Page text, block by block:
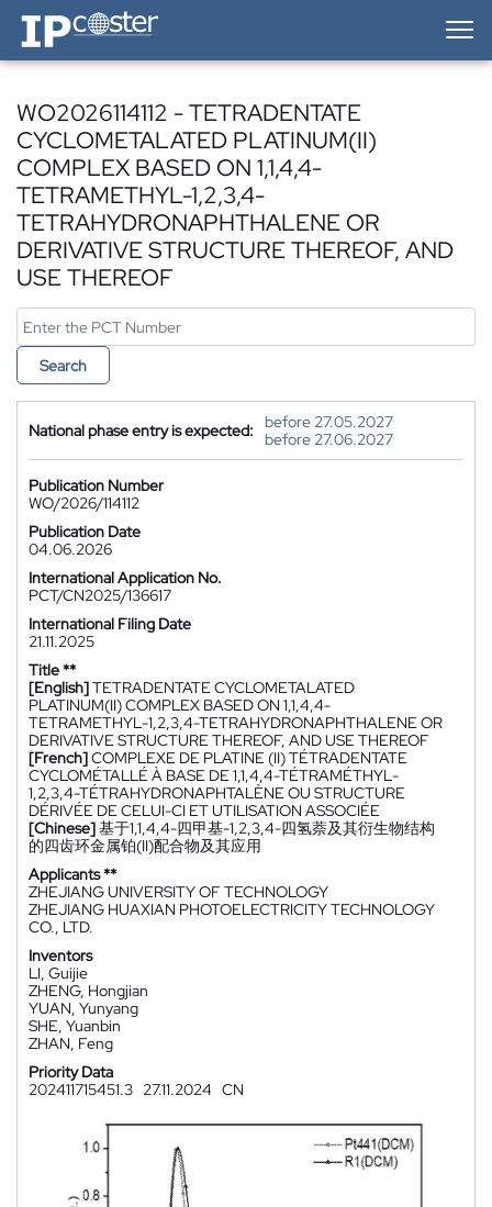
IP-Coster — Home
WO2026114112 - TETRADENTATE
CYCLOMETALATED PLATINUM(II)
COMPLEX BASED ON 1,1,4,4-
TETRAMETHYL-1,2,3,4-
TETRAHYDRONAPHTHALENE OR
DERIVATIVE STRUCTURE THEREOF, AND
USE THEREOF
Search
National phase entry is expected:
before 27.05.2027
before 27.06.2027
Publication Number
WO/2026/114112
Publication Date
04.06.2026
International Application No.
PCT/CN2025/136617
International Filing Date
21.11.2025
Title **
[English]TETRADENTATE CYCLOMETALATED
PLATINUM(II) COMPLEX BASED ON 1,1,4,4-
TETRAMETHYL-1,2,3,4-TETRAHYDRONAPHTHALENE OR
DERIVATIVE STRUCTURE THEREOF, AND USE THEREOF
[French]COMPLEXE DE PLATINE (II) TÉTRADENTATE
CYCLOMÉTALLÉ À BASE DE 1,1,4,4-TÉTRAMÉTHYL-
1,2,3,4-TÉTRAHYDRONAPHTALÈNE OU STRUCTURE
DÉRIVÉE DE CELUI-CI ET UTILISATION ASSOCIÉE
[Chinese]基于1,1,4,4-四甲基-1,2,3,4-四氢萘及其衍生物结构
的四齿环金属铂(II)配合物及其应用
Applicants **
ZHEJIANG UNIVERSITY OF TECHNOLOGY
ZHEJIANG HUAXIAN PHOTOELECTRICITY TECHNOLOGY
CO., LTD.
Inventors
LI, Guijie
ZHENG, Hongjian
YUAN, Yunyang
SHE, Yuanbin
ZHAN, Feng
Priority Data
202411715451.3 27.11.2024 CN